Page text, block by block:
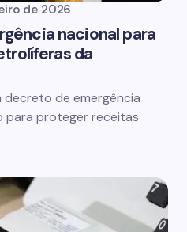
de 2026
nacional para
da
decreto de emergência
para proteger receitas